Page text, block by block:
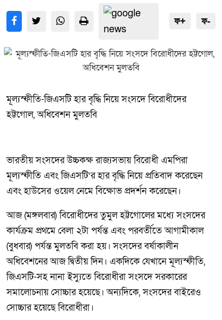
ফ+ ফ-
মূল্যস্ফীতি-জিএসটি হার বৃদ্ধি নিয়ে সংসদে বিরোধীদের
হট্টগোল, অধিবেশন মুলতবি
ভারতীয় সংসদের উচ্চকক্ষ রাজ্যসভায় বিরোধী এমপিরা
মূল্যস্ফীতি এবং জিএসটি’র হার বৃদ্ধি নিয়ে প্রতিবাদ করেছেন
এবং হাউসের ওয়েল নেমে বিক্ষোভ প্রদর্শন করেছেন।
আজ (মঙ্গলবার) বিরোধীদের তুমুল হট্টগোলের মধ্যে সংসদের
কার্যক্রম প্রথমে বেলা ২টা পর্যন্ত এবং পরবর্তীতে আগামীকাল
(বুধবার) পর্যন্ত মুলতবি করা হয়। সংসদের বর্ষাকালীন
অধিবেশনের আজ দ্বিতীয় দিন। একদিকে যেখানে মূল্যস্ফীতি,
জিএসটি-সহ নানা ইস্যুতে বিরোধীরা সংসদে সরকারের
সমালোচনায় সোচ্চার হয়েছে। অন্যদিকে, সংসদের বাইরেও
সোচ্চার হয়েছে বিরোধীরা।